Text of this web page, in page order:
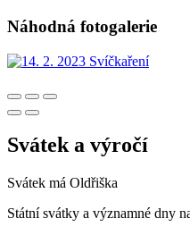
Náhodná fotogalerie
Svátek a výročí
Svátek má Oldřiška
Státní svátky a významné dny